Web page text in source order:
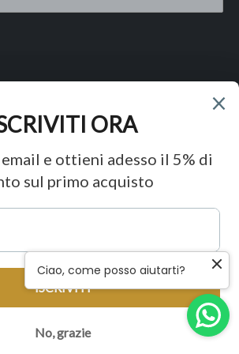
Klarna
Spa |Via Brunetto Latini 48 - 50133 Firenze
by WAIKA • EMMELAB
Ciao, come posso aiutarti?